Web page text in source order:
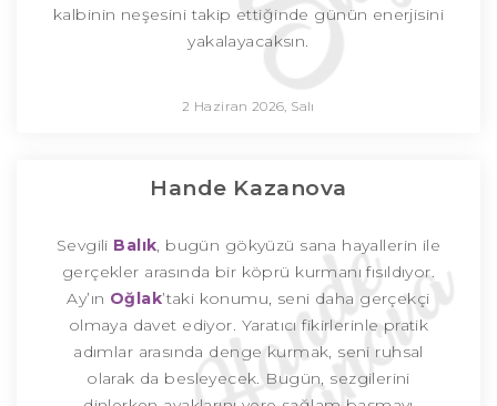
kalbinin neşesini takip ettiğinde günün enerjisini
yakalayacaksın.
2 Haziran 2026, Salı
Hande Kazanova
Sevgili Balık, bugün gökyüzü sana hayallerin ile
gerçekler arasında bir köprü kurmanı fısıldıyor.
Ay’ın Oğlak’taki konumu, seni daha gerçekçi
olmaya davet ediyor. Yaratıcı fikirlerinle pratik
adımlar arasında denge kurmak, seni ruhsal
olarak da besleyecek. Bugün, sezgilerini